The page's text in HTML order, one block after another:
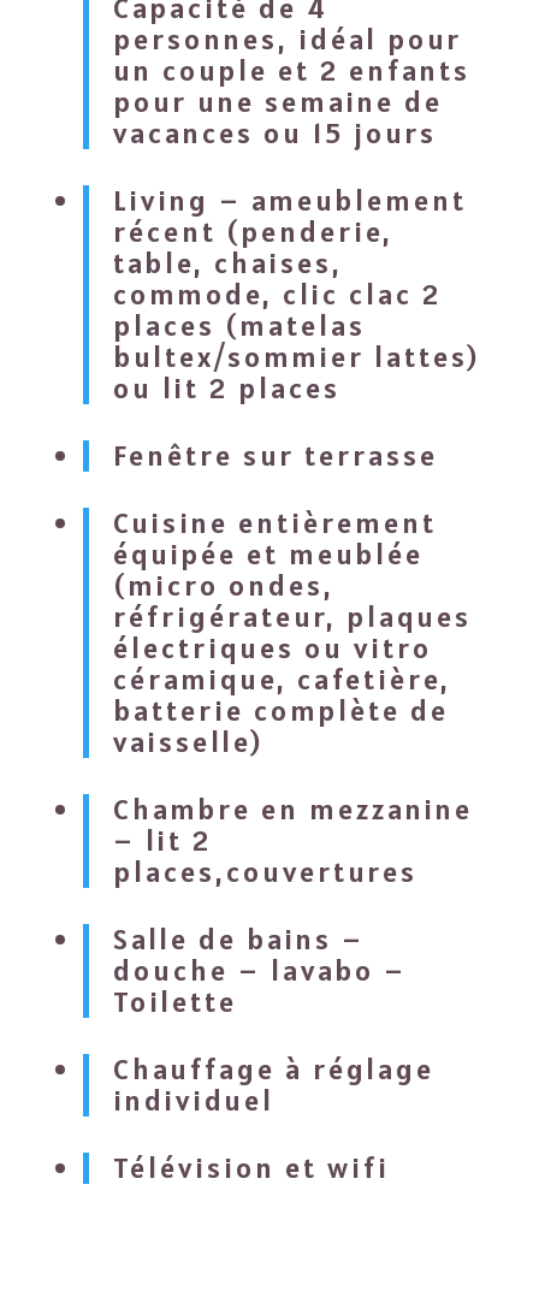
Capacité de 4
personnes, idéal pour
un couple et 2 enfants
pour une semaine de
vacances ou 15 jours
Living – ameublement
récent (penderie,
table, chaises,
commode, clic clac 2
places (matelas
bultex/sommier lattes)
ou lit 2 places
Fenêtre sur terrasse
Cuisine entièrement
équipée et meublée
(micro ondes,
réfrigérateur, plaques
électriques ou vitro
céramique, cafetière,
batterie complète de
vaisselle)
Chambre en mezzanine
– lit 2
places,couvertures
Salle de bains –
douche – lavabo –
Toilette
Chauffage à réglage
individuel
Télévision et wifi